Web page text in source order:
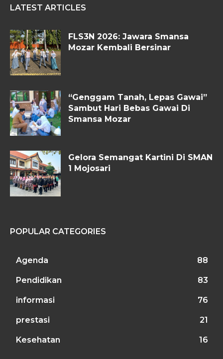
LATEST ARTICLES
FLS3N 2026: Jawara Smansa
Mozar Kembali Bersinar
“Genggam Tanah, Lepas Gawai”
Sambut Hari Bebas Gawai Di
Smansa Mozar
Gelora Semangat Kartini Di SMAN
1 Mojosari
POPULAR CATEGORIES
Agenda 88
Pendidikan 83
informasi 76
prestasi 21
Kesehatan 16